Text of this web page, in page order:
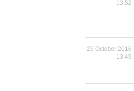
13:52
25 October 2016
13:49